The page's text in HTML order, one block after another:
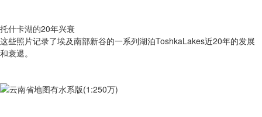
托什卡湖的20年兴衰
这些照片记录了埃及南部新谷的一系列湖泊ToshkaLakes近20年的发展
和衰退。